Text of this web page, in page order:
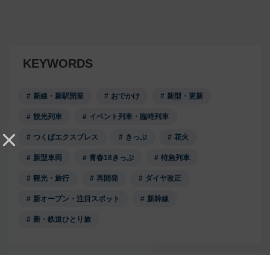
KEYWORDS
新線・新駅開業 おでかけ 新型・更新
観光列車 イベント列車・臨時列車
つくばエクスプレス きっぷ 花火
新型車両 青春18きっぷ 特急列車
観光・旅行 再開発 ダイヤ改正
新オープン・注目スポット 新幹線
新・鉄道ひとり旅